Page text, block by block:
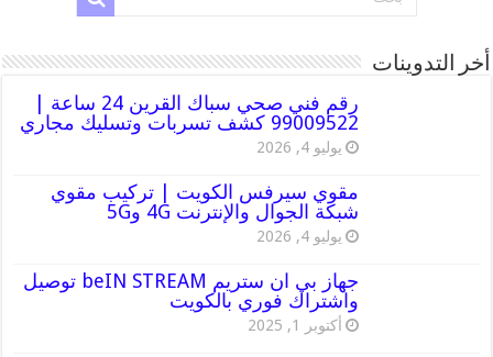
أخر التدوينات
رقم فني صحي سباك القرين 24 ساعة |
99009522 كشف تسربات وتسليك مجاري
يوليو 4, 2026
مقوي سيرفس الكويت | تركيب مقوي
شبكة الجوال والإنترنت 4G و5G
يوليو 4, 2026
جهاز بي ان ستريم beIN STREAM توصيل
واشتراك فوري بالكويت
أكتوبر 1, 2025